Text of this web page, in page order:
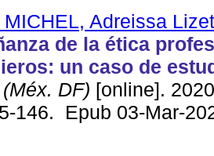
MICHEL, Adreissa
de la ética
un caso de
DF) [online].
146. Epub 03-Mar-